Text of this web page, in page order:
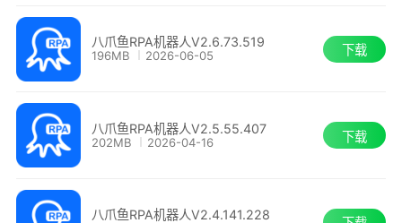
八爪鱼RPA机器人V2.6.73.519
196MB 2026-06-05 下载
八爪鱼RPA机器人V2.5.55.407
202MB 2026-04-16 下载
八爪鱼RPA机器人V2.4.141.228